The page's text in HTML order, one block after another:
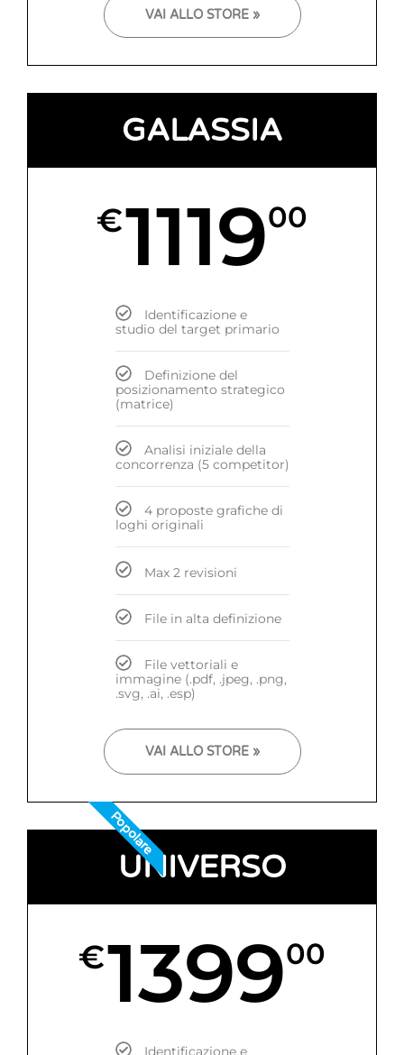
VAI ALLO STORE »
GALASSIA
€111900
Identificazione e
studio del target primario
Definizione del
posizionamento strategico
(matrice)
Analisi iniziale della
concorrenza (5 competitor)
4 proposte grafiche di
loghi originali
Max 2 revisioni
File in alta definizione
File vettoriali e
immagine (.pdf, .jpeg, .png,
.svg, .ai, .esp)
VAI ALLO STORE »
Popolare
UNIVERSO
€139900
Identificazione e